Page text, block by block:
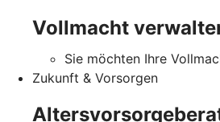
Vollmacht
Sie möchten Ihre
Zukunft & Vorsorgen